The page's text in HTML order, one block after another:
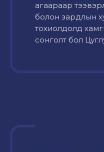
агаараар
болон зардлын
тохиолдолд
сонголт бол